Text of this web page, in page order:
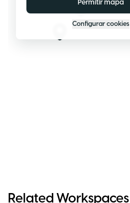
Permitir mapa
Configurar cookies
Related Workspaces